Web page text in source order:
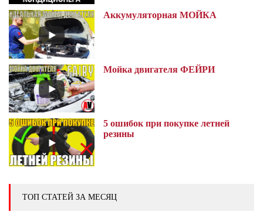
Аккумуляторная МОЙКА
Мойка двигателя ФЕЙРИ
5 ошибок при покупке летней
резины
ТОП СТАТЕЙ ЗА МЕСЯЦ